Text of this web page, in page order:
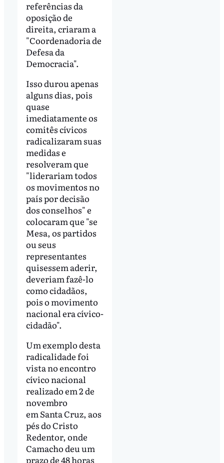
referências da
oposição de
direita, criaram a
"Coordenadoria de
Defesa da
Democracia".
Isso durou apenas
alguns dias, pois
quase
imediatamente os
comitês cívicos
radicalizaram suas
medidas e
resolveram que
"liderariam todos
os movimentos no
país por decisão
dos conselhos" e
colocaram que "se
Mesa, os partidos
ou seus
representantes
quisessem aderir,
deveriam fazê-lo
como cidadãos,
pois o movimento
nacional era cívico-
cidadão".
Um exemplo desta
radicalidade foi
vista no encontro
cívico nacional
realizado em 2 de
novembro
em Santa Cruz, aos
pés do Cristo
Redentor, onde
Camacho deu um
prazo de 48 horas